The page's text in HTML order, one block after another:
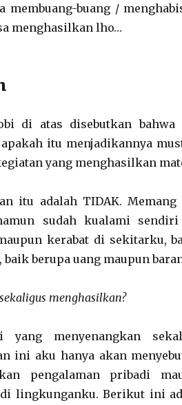
membuang-buang /
menghasilkan lho…
di atas disebutkan bahwa
itu menjadikannya
yang menghasilkan
itu adalah TIDAK. Memang
sudah kualami sendiri
kerabat di sekitarku,
berupa uang maupun
menghasilkan?
menyenangkan
ini aku hanya akan
pengalaman pribadi
lingkunganku. Berikut ini